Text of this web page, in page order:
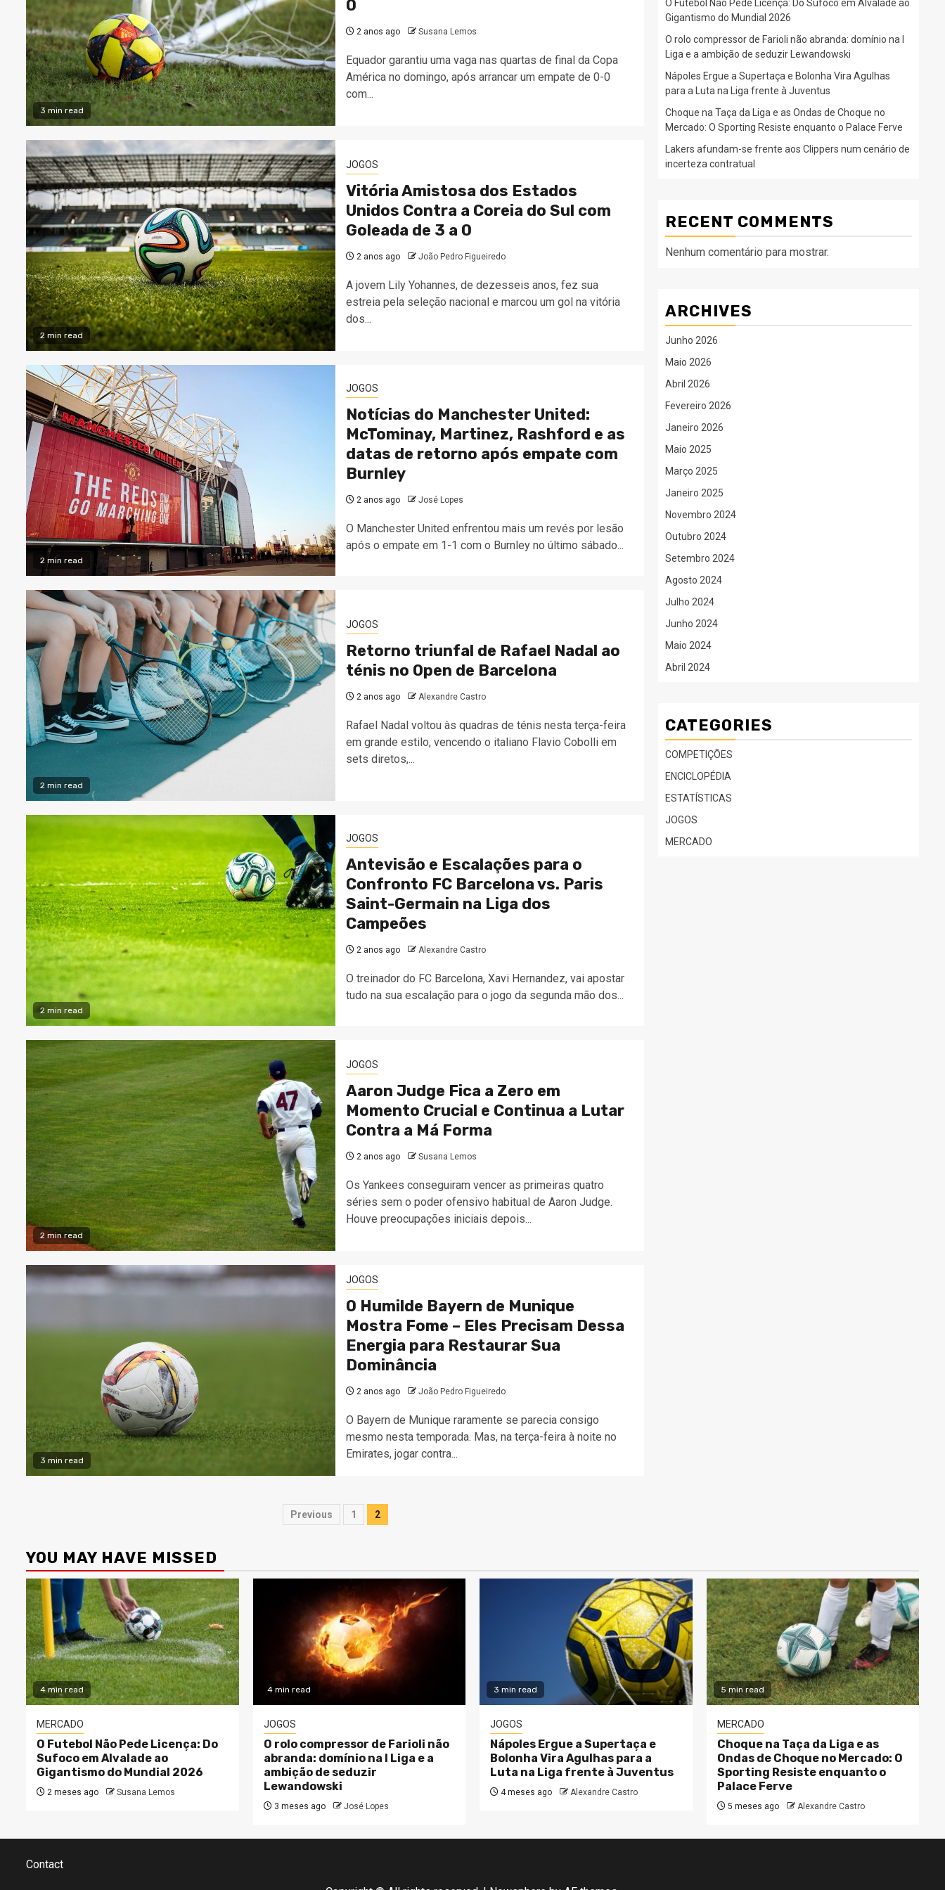
3 min read
0
2 anos ago Susana Lemos
Equador garantiu uma vaga nas quartas de final da Copa
América no domingo, após arrancar um empate de 0-0
com...
2 min read
JOGOS
Vitória Amistosa dos Estados
Unidos Contra a Coreia do Sul com
Goleada de 3 a 0
2 anos ago João Pedro Figueiredo
A jovem Lily Yohannes, de dezesseis anos, fez sua
estreia pela seleção nacional e marcou um gol na vitória
dos...
2 min read
JOGOS
Notícias do Manchester United:
McTominay, Martinez, Rashford e as
datas de retorno após empate com
Burnley
2 anos ago José Lopes
O Manchester United enfrentou mais um revés por lesão
após o empate em 1-1 com o Burnley no último sábado...
2 min read
JOGOS
Retorno triunfal de Rafael Nadal ao
ténis no Open de Barcelona
2 anos ago Alexandre Castro
Rafael Nadal voltou às quadras de ténis nesta terça-feira
em grande estilo, vencendo o italiano Flavio Cobolli em
sets diretos,...
2 min read
JOGOS
Antevisão e Escalações para o
Confronto FC Barcelona vs. Paris
Saint-Germain na Liga dos
Campeões
2 anos ago Alexandre Castro
O treinador do FC Barcelona, Xavi Hernandez, vai apostar
tudo na sua escalação para o jogo da segunda mão dos...
2 min read
JOGOS
Aaron Judge Fica a Zero em
Momento Crucial e Continua a Lutar
Contra a Má Forma
2 anos ago Susana Lemos
Os Yankees conseguiram vencer as primeiras quatro
séries sem o poder ofensivo habitual de Aaron Judge.
Houve preocupações iniciais depois...
3 min read
JOGOS
O Humilde Bayern de Munique
Mostra Fome – Eles Precisam Dessa
Energia para Restaurar Sua
Dominância
2 anos ago João Pedro Figueiredo
O Bayern de Munique raramente se parecia consigo
mesmo nesta temporada. Mas, na terça-feira à noite no
Emirates, jogar contra...
Paginação
Previous 1 2
O Futebol Não Pede Licença: Do Sufoco em Alvalade ao
Gigantismo do Mundial 2026
O rolo compressor de Farioli não abranda: domínio na I
Liga e a ambição de seduzir Lewandowski
Nápoles Ergue a Supertaça e Bolonha Vira Agulhas
para a Luta na Liga frente à Juventus
Choque na Taça da Liga e as Ondas de Choque no
Mercado: O Sporting Resiste enquanto o Palace Ferve
Lakers afundam-se frente aos Clippers num cenário de
incerteza contratual
RECENT COMMENTS
Nenhum comentário para mostrar.
ARCHIVES
Junho 2026
Maio 2026
Abril 2026
Fevereiro 2026
Janeiro 2026
Maio 2025
Março 2025
Janeiro 2025
Novembro 2024
Outubro 2024
Setembro 2024
Agosto 2024
Julho 2024
Junho 2024
Maio 2024
Abril 2024
CATEGORIES
COMPETIÇÕES
ENCICLOPÉDIA
ESTATÍSTICAS
JOGOS
MERCADO
YOU MAY HAVE MISSED
4 min read
MERCADO
O Futebol Não Pede Licença: Do
Sufoco em Alvalade ao
Gigantismo do Mundial 2026
2 meses ago Susana Lemos
4 min read
JOGOS
O rolo compressor de Farioli não
abranda: domínio na I Liga e a
ambição de seduzir
Lewandowski
3 meses ago José Lopes
3 min read
JOGOS
Nápoles Ergue a Supertaça e
Bolonha Vira Agulhas para a
Luta na Liga frente à Juventus
4 meses ago Alexandre Castro
5 min read
MERCADO
Choque na Taça da Liga e as
Ondas de Choque no Mercado: O
Sporting Resiste enquanto o
Palace Ferve
5 meses ago Alexandre Castro
Contact